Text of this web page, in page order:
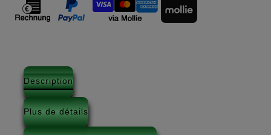
Description
Plus de détails